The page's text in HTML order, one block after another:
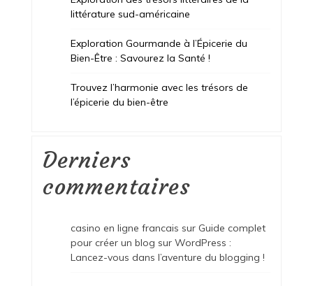
littérature sud-américaine
Exploration Gourmande à l’Épicerie du
Bien-Être : Savourez la Santé !
Trouvez l’harmonie avec les trésors de
l’épicerie du bien-être
Derniers
commentaires
casino en ligne francais sur Guide complet
pour créer un blog sur WordPress :
Lancez-vous dans l’aventure du blogging !